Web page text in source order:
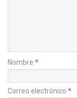
Nombre *
Correo electrónico *